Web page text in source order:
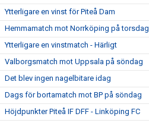
Ytterligare en vinst för Piteå Dam
Hemmamatch mot Norrköping på torsdag
Ytterligare en vinstmatch - Härligt
Valborgsmatch mot Uppsala på söndag
Det blev ingen nagelbitare idag
Dags för bortamatch mot BP på söndag
Höjdpunkter Piteå IF DFF - Linköping FC